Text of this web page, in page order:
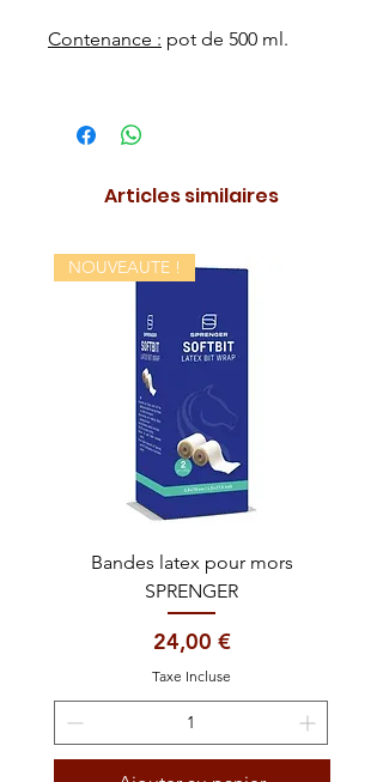
Contenance : pot de 500 ml.
Articles similaires
NOUVEAUTE !
Bandes latex pour mors
SPRENGER
Prix
24,00 €
Taxe Incluse